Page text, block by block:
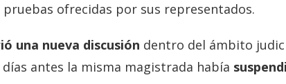
pruebas ofrecidas por sus representados.
una nueva discusión dentro del ámbito
antes la misma magistrada había